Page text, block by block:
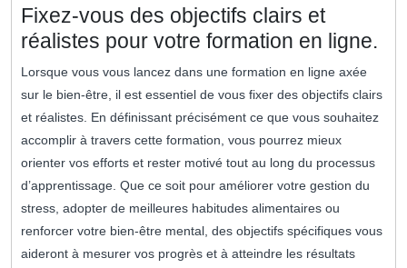
Fixez-vous des objectifs clairs et
réalistes pour votre formation en ligne.
Lorsque vous vous lancez dans une formation en ligne axée
sur le bien-être, il est essentiel de vous fixer des objectifs clairs
et réalistes. En définissant précisément ce que vous souhaitez
accomplir à travers cette formation, vous pourrez mieux
orienter vos efforts et rester motivé tout au long du processus
d’apprentissage. Que ce soit pour améliorer votre gestion du
stress, adopter de meilleures habitudes alimentaires ou
renforcer votre bien-être mental, des objectifs spécifiques vous
aideront à mesurer vos progrès et à atteindre les résultats